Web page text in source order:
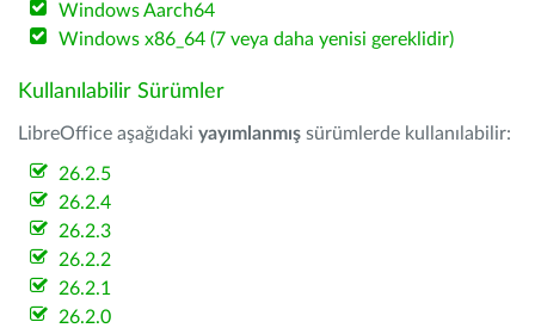
Windows Aarch64
Windows x86_64 (7 veya daha yenisi gereklidir)
Kullanılabilir Sürümler
LibreOffice aşağıdaki yayımlanmış sürümlerde kullanılabilir:
26.2.5
26.2.4
26.2.3
26.2.2
26.2.1
26.2.0